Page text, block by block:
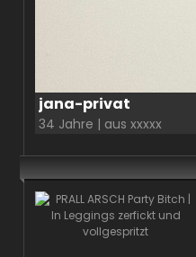
jana-privat
34 Jahre | aus xxxxx